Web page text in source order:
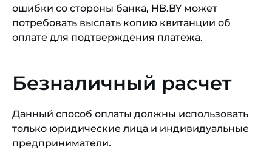
ошибки со стороны банка, HB.BY может
потребовать выслать копию квитанции об
оплате для подтверждения платежа.
Безналичный расчет
Данный способ оплаты должны использовать
только юридические лица и индивидуальные
предприниматели.